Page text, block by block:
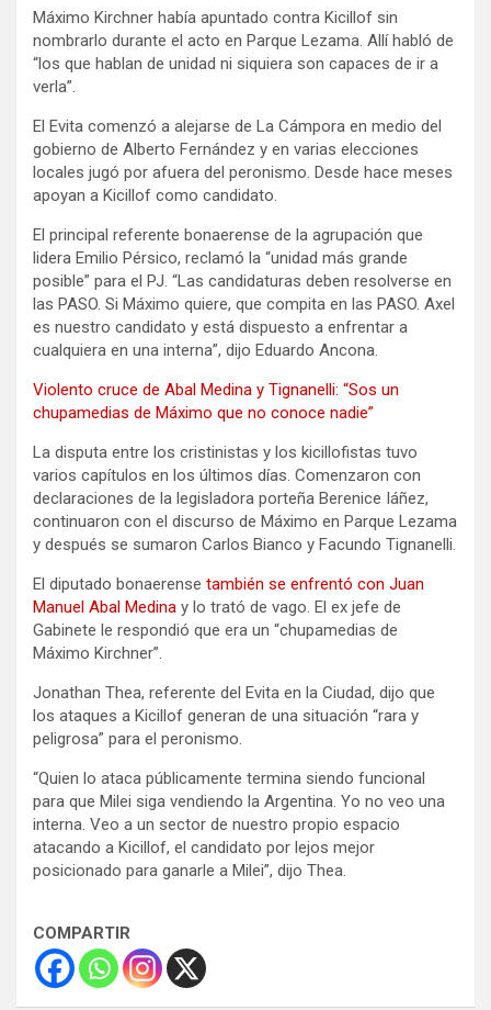
Máximo Kirchner había apuntado contra Kicillof sin
nombrarlo durante el acto en Parque Lezama. Allí habló de
“los que hablan de unidad ni siquiera son capaces de ir a
verla”.
El Evita comenzó a alejarse de La Cámpora en medio del
gobierno de Alberto Fernández y en varias elecciones
locales jugó por afuera del peronismo. Desde hace meses
apoyan a Kicillof como candidato.
El principal referente bonaerense de la agrupación que
lidera Emilio Pérsico, reclamó la “unidad más grande
posible” para el PJ. “Las candidaturas deben resolverse en
las PASO. Si Máximo quiere, que compita en las PASO. Axel
es nuestro candidato y está dispuesto a enfrentar a
cualquiera en una interna”, dijo Eduardo Ancona.
Violento cruce de Abal Medina y Tignanelli: “Sos un
chupamedias de Máximo que no conoce nadie”
La disputa entre los cristinistas y los kicillofistas tuvo
varios capítulos en los últimos días. Comenzaron con
declaraciones de la legisladora porteña Berenice Iáñez,
continuaron con el discurso de Máximo en Parque Lezama
y después se sumaron Carlos Bianco y Facundo Tignanelli.
El diputado bonaerense también se enfrentó con Juan
Manuel Abal Medina y lo trató de vago. El ex jefe de
Gabinete le respondió que era un “chupamedias de
Máximo Kirchner”.
Jonathan Thea, referente del Evita en la Ciudad, dijo que
los ataques a Kicillof generan de una situación “rara y
peligrosa” para el peronismo.
“Quien lo ataca públicamente termina siendo funcional
para que Milei siga vendiendo la Argentina. Yo no veo una
interna. Veo a un sector de nuestro propio espacio
atacando a Kicillof, el candidato por lejos mejor
posicionado para ganarle a Milei”, dijo Thea.
COMPARTIR